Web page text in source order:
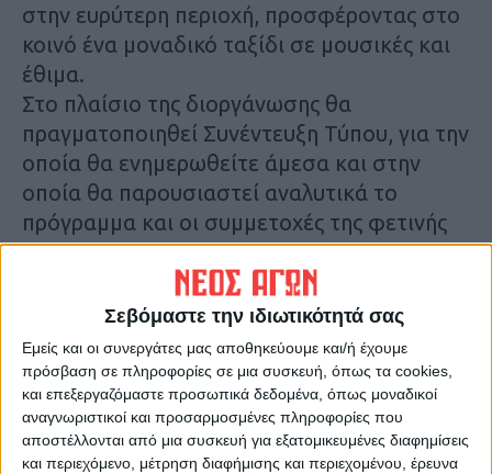
Σεβόμαστε την ιδιωτικότητά σας
Εμείς και οι συνεργάτες μας αποθηκεύουμε και/ή έχουμε
πρόσβαση σε πληροφορίες σε μια συσκευή, όπως τα cookies,
και επεξεργαζόμαστε προσωπικά δεδομένα, όπως μοναδικοί
αναγνωριστικοί και προσαρμοσμένες πληροφορίες που
αποστέλλονται από μια συσκευή για εξατομικευμένες διαφημίσεις
και περιεχόμενο, μέτρηση διαφήμισης και περιεχομένου, έρευνα
στην ευρύτερη περιοχή, προσφέροντας στο
κοινό ένα μοναδικό ταξίδι σε μουσικές και
έθιμα.
Στο πλαίσιο της διοργάνωσης θα
πραγματοποιηθεί Συνέντευξη Τύπου, για την
οποία θα ενημερωθείτε άμεσα και στην
οποία θα παρουσιαστεί αναλυτικά το
πρόγραμμα και οι συμμετοχές της φετινής
διοργάνωσης.
Ο Λαογραφικός Χορευτικός Όμιλος
«ΚΑΡΑΓΚΟΥΝΑ», με πολυετή παρουσία στην
πολιτιστική δημιουργία και τη διατήρηση
της παράδοσης, συνεχίζει να χτίζει γέφυρες
επικοινωνίας ανάμεσα στους λαούς, με
πρωταγωνιστές τα παιδιά και τη νέα γενιά.